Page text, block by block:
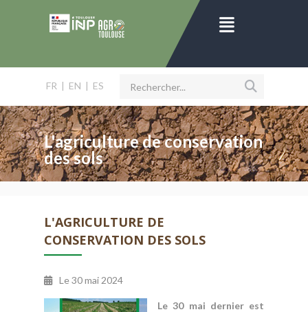
FR | EN | ES
L'agriculture de conservation
des sols
L'AGRICULTURE DE
CONSERVATION DES SOLS
Le30 mai 2024
Le 30 mai dernier est